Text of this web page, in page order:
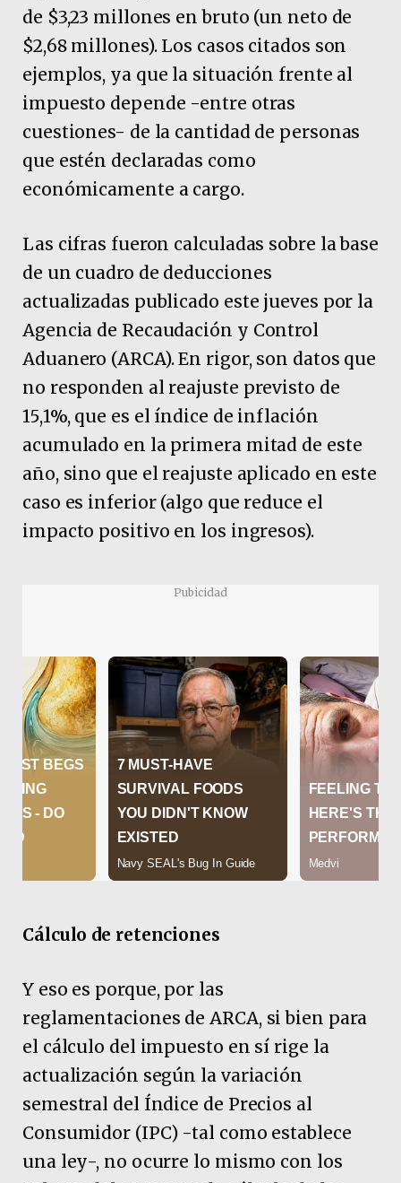
de $3,23 millones en bruto (un neto de
$2,68 millones). Los casos citados son
ejemplos, ya que la situación frente al
impuesto depende -entre otras
cuestiones- de la cantidad de personas
que estén declaradas como
económicamente a cargo.
Las cifras fueron calculadas sobre la base
de un cuadro de deducciones
actualizadas publicado este jueves por la
Agencia de Recaudación y Control
Aduanero (ARCA). En rigor, son datos que
no responden al reajuste previsto de
15,1%, que es el índice de inflación
acumulado en la primera mitad de este
año, sino que el reajuste aplicado en este
caso es inferior (algo que reduce el
impacto positivo en los ingresos).
Pubicidad
Cálculo de retenciones
Y eso es porque, por las
reglamentaciones de ARCA, si bien para
el cálculo del impuesto en sí rige la
actualización según la variación
semestral del Índice de Precios al
Consumidor (IPC) -tal como establece
una ley-, no ocurre lo mismo con los